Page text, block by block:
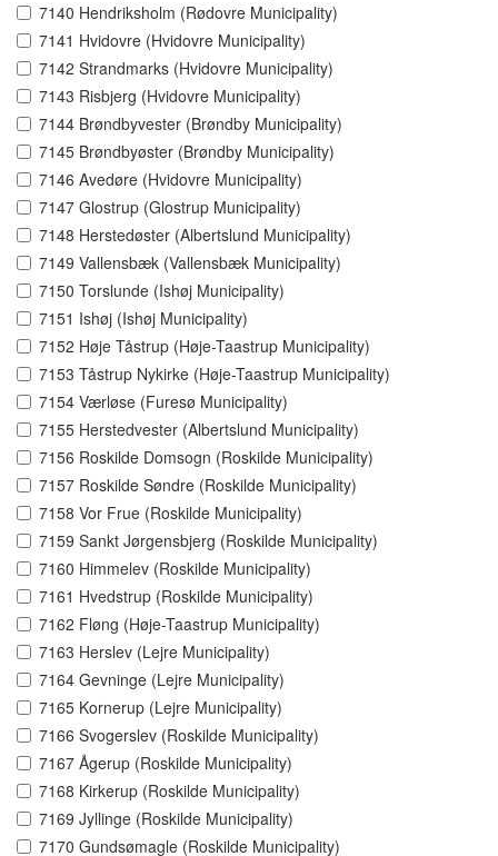
7140 Hendriksholm (Rødovre Municipality)
7141 Hvidovre (Hvidovre Municipality)
7142 Strandmarks (Hvidovre Municipality)
7143 Risbjerg (Hvidovre Municipality)
7144 Brøndbyvester (Brøndby Municipality)
7145 Brøndbyøster (Brøndby Municipality)
7146 Avedøre (Hvidovre Municipality)
7147 Glostrup (Glostrup Municipality)
7148 Herstedøster (Albertslund Municipality)
7149 Vallensbæk (Vallensbæk Municipality)
7150 Torslunde (Ishøj Municipality)
7151 Ishøj (Ishøj Municipality)
7152 Høje Tåstrup (Høje-Taastrup Municipality)
7153 Tåstrup Nykirke (Høje-Taastrup Municipality)
7154 Værløse (Furesø Municipality)
7155 Herstedvester (Albertslund Municipality)
7156 Roskilde Domsogn (Roskilde Municipality)
7157 Roskilde Søndre (Roskilde Municipality)
7158 Vor Frue (Roskilde Municipality)
7159 Sankt Jørgensbjerg (Roskilde Municipality)
7160 Himmelev (Roskilde Municipality)
7161 Hvedstrup (Roskilde Municipality)
7162 Fløng (Høje-Taastrup Municipality)
7163 Herslev (Lejre Municipality)
7164 Gevninge (Lejre Municipality)
7165 Kornerup (Lejre Municipality)
7166 Svogerslev (Roskilde Municipality)
7167 Ågerup (Roskilde Municipality)
7168 Kirkerup (Roskilde Municipality)
7169 Jyllinge (Roskilde Municipality)
7170 Gundsømagle (Roskilde Municipality)